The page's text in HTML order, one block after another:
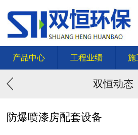
产品中心 工程业绩 施
双恒动态
防爆喷漆房配套设备